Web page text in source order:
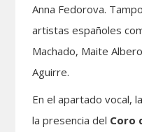
Anna Fedorova.
artistas españoles
Machado, Maite
Aguirre.
En el apartado vocal,
la presencia del Coro